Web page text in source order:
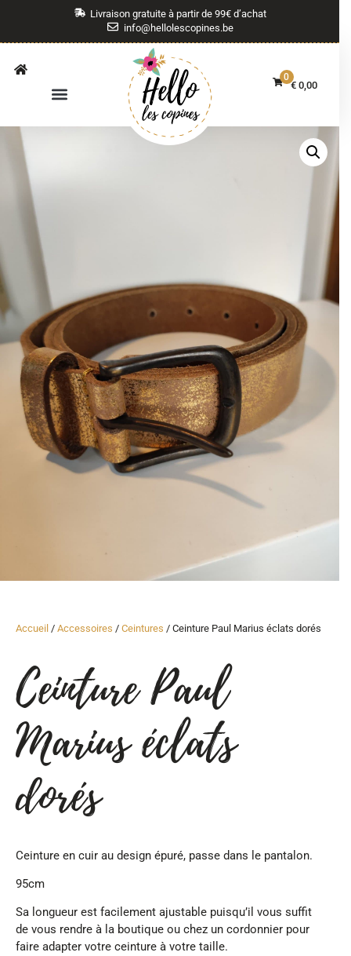
Livraison gratuite à partir de 99€ d’achat
info@hellolescopines.be
0
€0,00
Accueil / Accessoires / Ceintures / Ceinture Paul Marius éclats dorés
Ceinture Paul
Marius éclats
dorés
Ceinture en cuir au design épuré, passe dans le pantalon.
95cm
Sa longueur est facilement ajustable puisqu’il vous suffit
de vous rendre à la boutique ou chez un cordonnier pour
faire adapter votre ceinture à votre taille.